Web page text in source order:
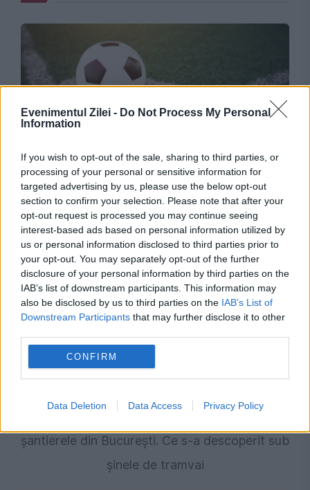
Evenimentul Zilei - Do Not Process My Personal
Information
If you wish to opt-out of the sale, sharing to third parties, or
processing of your personal or sensitive information for
targeted advertising by us, please use the below opt-out
section to confirm your selection. Please note that after your
opt-out request is processed you may continue seeing
interest-based ads based on personal information utilized by
us or personal information disclosed to third parties prior to
your opt-out. You may separately opt-out of the further
disclosure of your personal information by third parties on the
IAB’s list of downstream participants. This information may
also be disclosed by us to third parties on the IAB’s List of
Downstream Participants that may further disclose it to other
CONFIRM
Data Deletion Data Access Privacy Policy
SPORT
Sepsi - FCSB, 0-0. Remiză, după un meci
plictisitor. „Roș-albaștrii” nu mai sunt lideri
șantierele din București. Ce s-a descoperit sub
șinele de tramvai